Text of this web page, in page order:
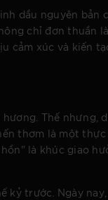
dầu nguyên bản
chỉ đơn thuần
cảm xúc và kiến
Thế nhưng,
thơm là một
là khúc giao
kỷ trước. Ngày